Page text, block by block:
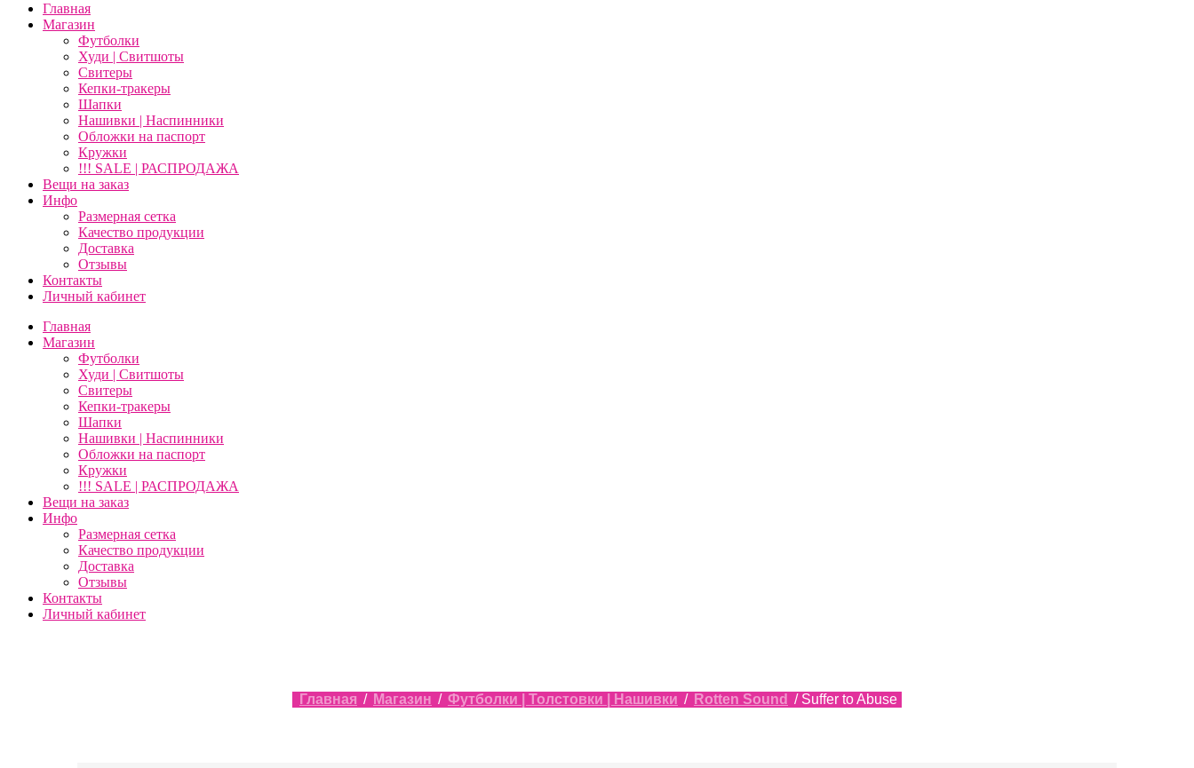
Главная
Магазин
Футболки
Худи | Свитшоты
Свитеры
Кепки-тракеры
Шапки
Нашивки | Наспинники
Обложки на паспорт
Кружки
!!! SALE | РАСПРОДАЖА
Вещи на заказ
Инфо
Размерная сетка
Качество продукции
Доставка
Отзывы
Контакты
Личный кабинет
Главная
Магазин
Футболки
Худи | Свитшоты
Свитеры
Кепки-тракеры
Шапки
Нашивки | Наспинники
Обложки на паспорт
Кружки
!!! SALE | РАСПРОДАЖА
Вещи на заказ
Инфо
Размерная сетка
Качество продукции
Доставка
Отзывы
Контакты
Личный кабинет
Главная / Магазин / Футболки | Толстовки | Нашивки / Rotten Sound / Suffer to Abuse